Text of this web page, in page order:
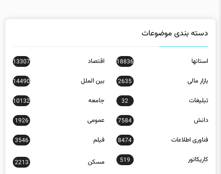
دسته بندی موضوعات
استانها 18836 اقتصاد 13307
بازار مالی 2635 بین الملل 14490
تبلیغات 32 جامعه 10132
دانش 7584 عمومی 1926
فناوری اطلاعات 8474 فیلم 3546
کاریکاتور 519 مسکن 2213